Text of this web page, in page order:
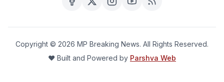
Copyright © 2026 MP Breaking News. All Rights Reserved.
❤️ Built and Powered by Parshva Web